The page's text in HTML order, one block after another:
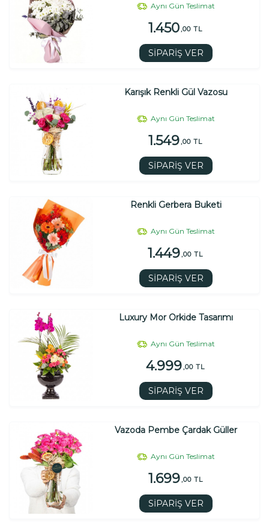
Aynı Gün Teslimat
1.450 ,00 TL
SİPARİŞ VER
Karışık Renkli Gül Vazosu
Aynı Gün Teslimat
1.549 ,00 TL
SİPARİŞ VER
Renkli Gerbera Buketi
Aynı Gün Teslimat
1.449 ,00 TL
SİPARİŞ VER
Luxury Mor Orkide Tasarımı
Aynı Gün Teslimat
4.999 ,00 TL
SİPARİŞ VER
Vazoda Pembe Çardak Güller
Aynı Gün Teslimat
1.699 ,00 TL
SİPARİŞ VER